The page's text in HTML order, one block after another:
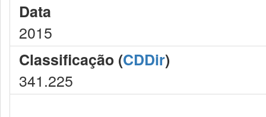
Data
2015
Classificação (CDDir)
341.225